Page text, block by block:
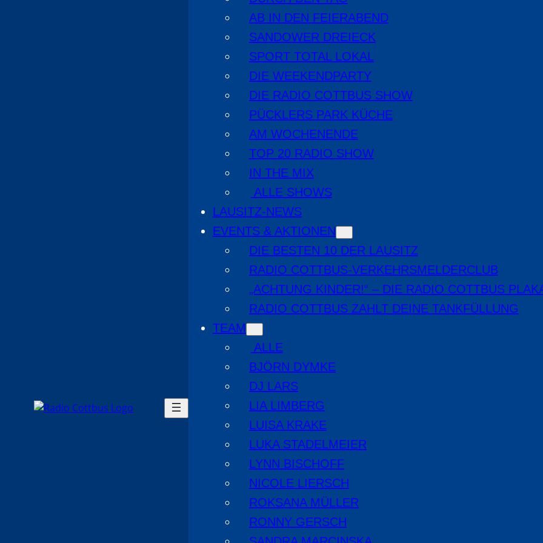
AB IN DEN FEIERABEND
SANDOWER DREIECK
SPORT TOTAL LOKAL
DIE WEEKENDPARTY
DIE RADIO COTTBUS SHOW
PÜCKLERS PARK KÜCHE
AM WOCHENENDE
TOP 20 RADIO SHOW
IN THE MIX
ALLE SHOWS
LAUSITZ-NEWS
EVENTS & AKTIONEN
DIE BESTEN 10 DER LAUSITZ
RADIO COTTBUS-VERKEHRSMELDERCLUB
„ACHTUNG KINDER!“ – DIE RADIO COTTBUS
RADIO COTTBUS ZAHLT DEINE TANKFÜLLUNG
TEAM
ALLE
BJÖRN DYMKE
DJ LARS
LIA LIMBERG
LUISA KRAKE
LUKA STADELMEIER
LYNN BISCHOFF
NICOLE LIERSCH
ROKSANA MÜLLER
RONNY GERSCH